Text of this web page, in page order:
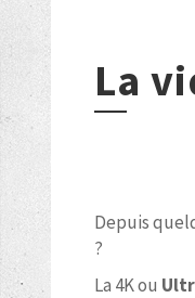
La
Depuis
?
La 4K ou